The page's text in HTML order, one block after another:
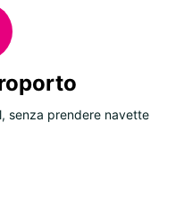
senza prendere navette